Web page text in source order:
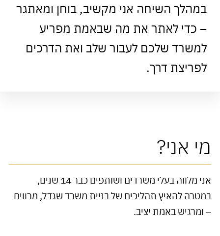
במהלך השיחה אני מקשיב, בוחן ומאתגר
– כדי לאתר את מה שבאמת מפריע
למשרד שלכם לעבור שלב ואת הדרכים
לפריצת דרך.
מי אני?
אני מלווה בעלי משרדים ושותפים כבר 14 שנים,
במטרה להאיץ תהליכים של בניית משרד שגדל, מרוויח
– ומרגיש באמת יציב.